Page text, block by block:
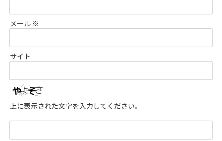
メール ※
サイト
上に表示された文字を入力してください。